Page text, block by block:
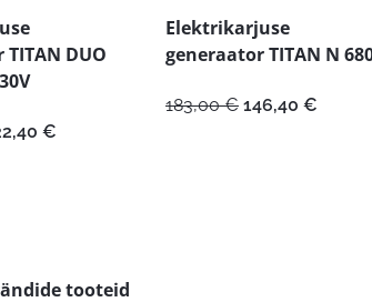
DUO
€
Elektrikarjuse
generaator TITAN N
183,00€ Algne
146,40 €
tooteid